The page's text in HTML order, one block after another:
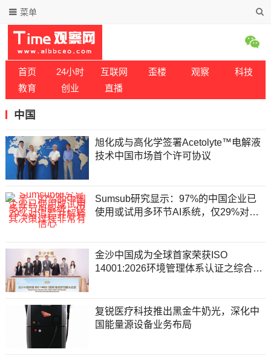
菜单
首页 24小时 互联网 歪楼 观察
科技
教育
创业 直播
中国
旭化成与高化学签署Acetolyte™电解液
技术中国市场首个许可协议
Sumsub研究显示：97%的中国企业已
使用或试用多环节AI系统，仅29%对追
金沙中国成为全球首家荣获ISO
14001:2026环境管理体系认证之综合旅
复锐医疗科技推出黑金牛奶光，深化中
国能量源设备业务布局